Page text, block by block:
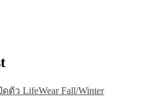
ตัว LifeWear Fall/Winter